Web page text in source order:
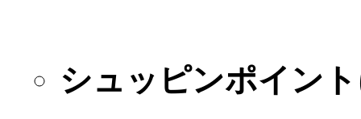
シュッピンポイン